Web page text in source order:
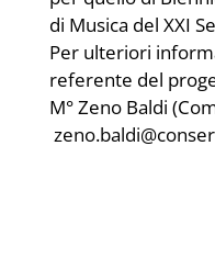
di Musica del XXI
Per ulteriori
referente del
M° Zeno Baldi